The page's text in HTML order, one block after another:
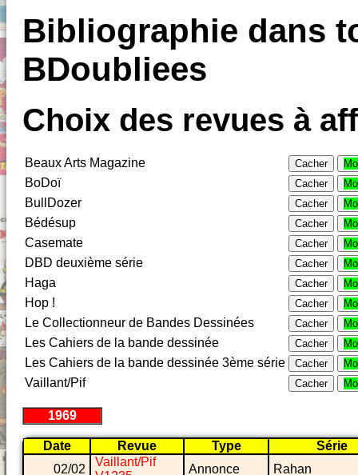
Bibliographie dans
BDoubliees
Choix des revues à
Beaux Arts Magazine Cacher
BoDoï Cacher
BullDozer Cacher
Bédésup Cacher
Casemate Cacher
DBD deuxième série Cacher
Haga Cacher
Hop ! Cacher
Le Collectionneur de Bandes Dessinées Cacher
Les Cahiers de la bande dessinée Cacher
Les Cahiers de la bande dessinée 3ème série Cacher
Vaillant/Pif Cacher
1969
Date Revue Type
Série
02/02
Vaillant/Pif
Annonce Rahan